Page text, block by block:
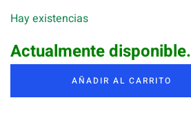
Hay existencias
Actualmente disponible.
AÑADIR AL CARRITO